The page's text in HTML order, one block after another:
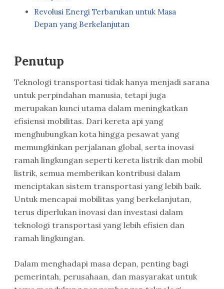
Revolusi Energi Terbarukan untuk Masa
Depan yang Berkelanjutan
Penutup
Teknologi transportasi tidak hanya menjadi sarana
untuk perpindahan manusia, tetapi juga
merupakan kunci utama dalam meningkatkan
efisiensi mobilitas. Dari kereta api yang
menghubungkan kota hingga pesawat yang
memungkinkan perjalanan global, serta inovasi
ramah lingkungan seperti kereta listrik dan mobil
listrik, semua memberikan kontribusi dalam
menciptakan sistem transportasi yang lebih baik.
Untuk mencapai mobilitas yang berkelanjutan,
terus diperlukan inovasi dan investasi dalam
teknologi transportasi yang lebih efisien dan
ramah lingkungan.
Dalam menghadapi masa depan, penting bagi
pemerintah, perusahaan, dan masyarakat untuk